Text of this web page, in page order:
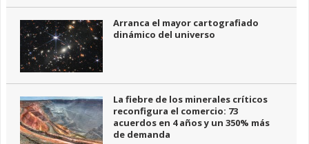
Arranca el mayor cartografiado
dinámico del universo
La fiebre de los minerales críticos
reconfigura el comercio: 73
acuerdos en 4 años y un 350% más
de demanda